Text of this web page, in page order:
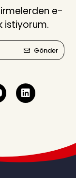
e-
istiyorum.
Gönder